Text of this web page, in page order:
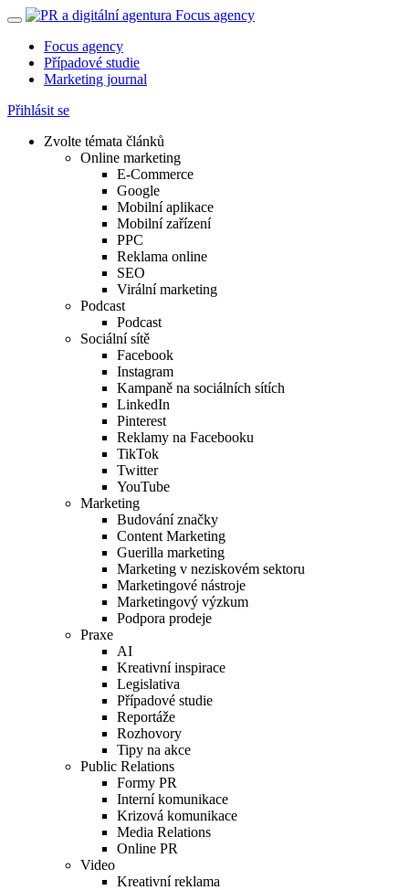
Focus agency
Případové studie
Marketing journal
Přihlásit se
Zvolte témata článků
Online marketing
E-Commerce
Google
Mobilní aplikace
Mobilní zařízení
PPC
Reklama online
SEO
Virální marketing
Podcast
Podcast
Sociální sítě
Facebook
Instagram
Kampaně na sociálních sítích
LinkedIn
Pinterest
Reklamy na Facebooku
TikTok
Twitter
YouTube
Marketing
Budování značky
Content Marketing
Guerilla marketing
Marketing v neziskovém sektoru
Marketingové nástroje
Marketingový výzkum
Podpora prodeje
Praxe
AI
Kreativní inspirace
Legislativa
Případové studie
Reportáže
Rozhovory
Tipy na akce
Public Relations
Formy PR
Interní komunikace
Krizová komunikace
Media Relations
Online PR
Video
Kreativní reklama